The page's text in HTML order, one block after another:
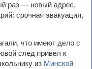
раз — новый адрес,
срочная эвакуация,
что имеют дело с
след привел к
из Минской